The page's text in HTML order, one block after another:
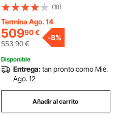
Impermeable Grabadora DVR 12
LEDs Ajustables Tarjeta SD de 16 GB
para Tuberías de Alcantarillado
(18)
Termina Ago. 14
50990€
553,90€
-8%
Disponible
Entrega:tan pronto como Mié.
Ago. 12
Añadir al carrito